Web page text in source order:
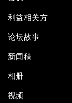
利益相关方
论坛故事
新闻稿
相册
视频